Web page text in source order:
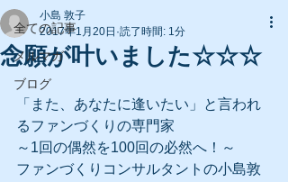
全ての記事
メルマガ
ブログ
念願が叶いました☆☆☆
小島 敦子
2017年1月20日 読了時間: 1分
「また、あなたに逢いたい」と言われ
るファンづくりの専門家
～1回の偶然を100回の必然へ！～
ファンづくりコンサルタントの小島敦